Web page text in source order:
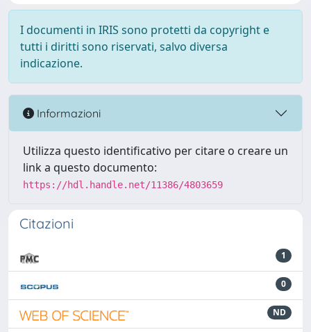
I documenti in IRIS sono protetti da copyright e
tutti i diritti sono riservati, salvo diversa
indicazione.
Informazioni
Utilizza questo identificativo per citare o creare un
link a questo documento:
https://hdl.handle.net/11386/4803659
Citazioni
1
0
ND